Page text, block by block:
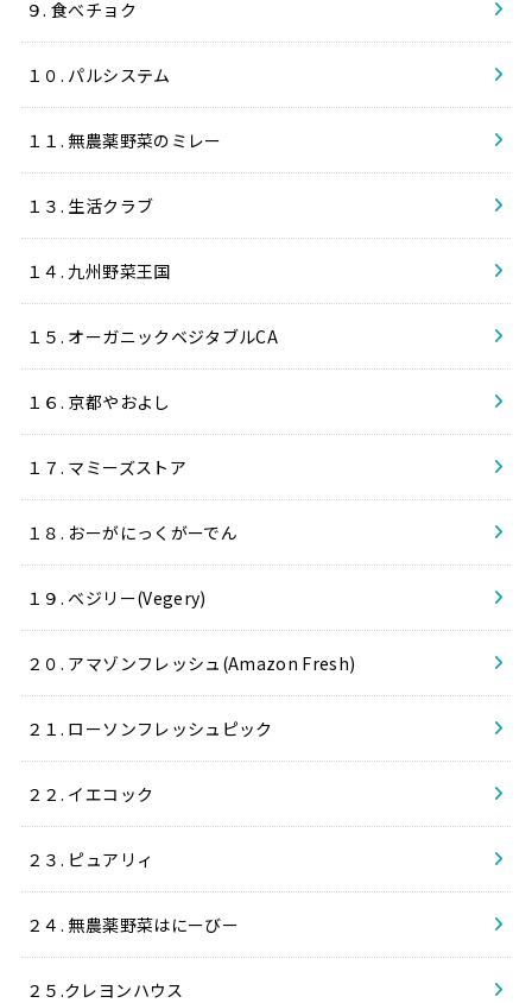
９. 食べチョク
１０. パルシステム
１１. 無農薬野菜のミレー
１３. 生活クラブ
１４. 九州野菜王国
１５. オーガニックベジタブルCA
１６. 京都やおよし
１７. マミーズストア
１８. おーがにっくがーでん
１９. ベジリー(Vegery)
２０. アマゾンフレッシュ(Amazon Fresh)
２１. ローソンフレッシュピック
２２. イエコック
２３. ピュアリィ
２４. 無農薬野菜はにーびー
２５.クレヨンハウス